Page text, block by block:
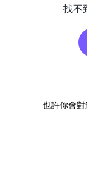
找不
也許你會